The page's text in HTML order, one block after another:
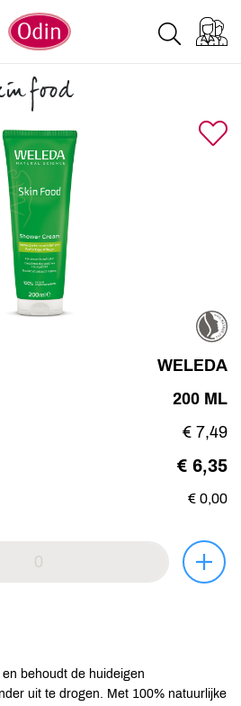
food
WELEDA
200 ML
€ 7,49
€ 6,35
€ 0,00
behoudt de huideigen
uit te drogen. Met 100% natuurlijke